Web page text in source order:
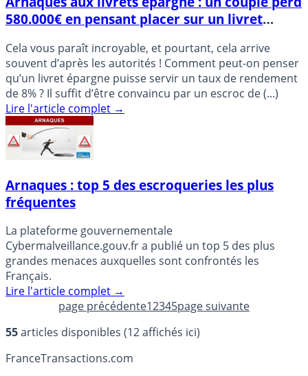
580.000€ en pensant placer sur un livret
Cela vous paraît incroyable, et pourtant, cela arrive
souvent d’après les autorités ! Comment peut-on penser
qu’un livret épargne puisse servir un taux de rendement
de 8% ? Il suffit d’être convaincu par un escroc de (...)
Lire l'article complet →
Arnaques : top 5 des escroqueries les plus
fréquentes
La plateforme gouvernementale
Cybermalveillance.gouv.fr a publié un top 5 des plus
grandes menaces auxquelles sont confrontés les
Français.
Lire l'article complet →
page précédente12345page suivante
55articles disponibles (12 affichés ici)
FranceTransactions.com